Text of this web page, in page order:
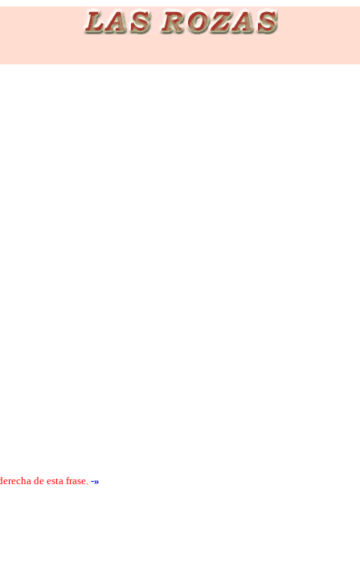
de esta frase. -»